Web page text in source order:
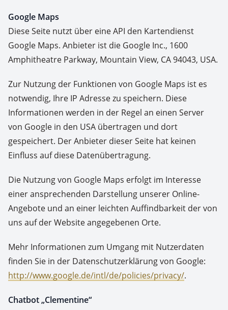
Google Maps
Diese Seite nutzt über eine API den Kartendienst
Google Maps. Anbieter ist die Google Inc., 1600
Amphitheatre Parkway, Mountain View, CA 94043, USA.
Zur Nutzung der Funktionen von Google Maps ist es
notwendig, Ihre IP Adresse zu speichern. Diese
Informationen werden in der Regel an einen Server
von Google in den USA übertragen und dort
gespeichert. Der Anbieter dieser Seite hat keinen
Einfluss auf diese Datenübertragung.
Die Nutzung von Google Maps erfolgt im Interesse
einer ansprechenden Darstellung unserer Online-
Angebote und an einer leichten Auffindbarkeit der von
uns auf der Website angegebenen Orte.
Mehr Informationen zum Umgang mit Nutzerdaten
finden Sie in der Datenschutzerklärung von Google:
http://www.google.de/intl/de/policies/privacy/.
Chatbot „Clementine“